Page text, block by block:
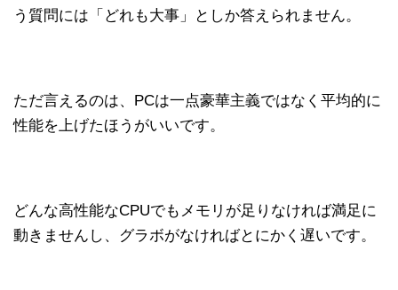
う質問には「どれも大事」としか答えられません。
ただ言えるのは、PCは一点豪華主義ではなく平均的に
性能を上げたほうがいいです。
どんな高性能なCPUでもメモリが足りなければ満足に
動きませんし、グラボがなければとにかく遅いです。